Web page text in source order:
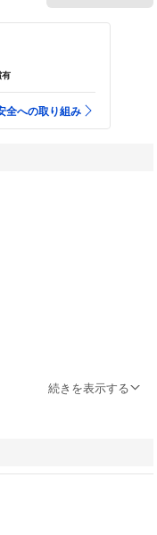
全への取り組み
続きを表示する